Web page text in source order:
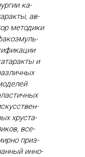
ка­
ав­
ме­тоди­ки
и
хрус­та­
все­
приз­
ин­но­